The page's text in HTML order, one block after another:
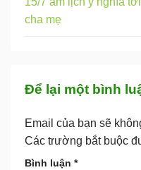
cha mẹ
Để lại một bình
Email của bạn sẽ
Các trường bắt buộc
Bình luận *